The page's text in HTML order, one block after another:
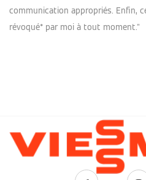
communication appropriés. Enfin,
révoqué* par moi à tout moment."